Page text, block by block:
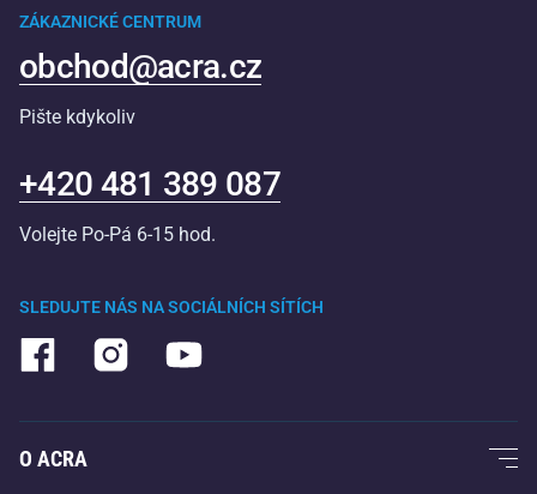
SLEDUJTE NÁS NA SOCIÁLNÍCH SÍTÍCH
ZÁKAZNICKÉ CENTRUM
obchod@acra.cz
Pište kdykoliv
+420 481 389 087
Volejte Po-Pá 6-15 hod.
O ACRA